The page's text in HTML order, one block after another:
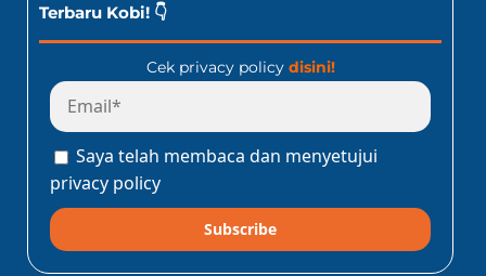
Terbaru Kobi! 👇
Cek privacy policy disini!
Saya telah membaca dan menyetujui
privacy policy
Subscribe